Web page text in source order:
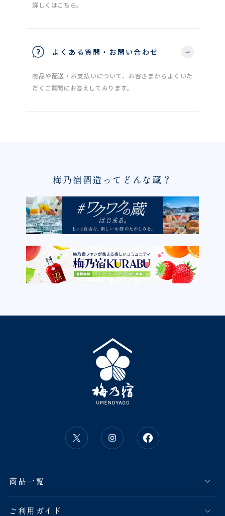
詳しくはこちら。
よくある質問・お問い合わせ
商品や配送・お支払いについて、お客さまからよくいた
だくご質問にお答えしております。
梅乃宿酒造ってどんな蔵？
商品一覧
ご利用ガイド